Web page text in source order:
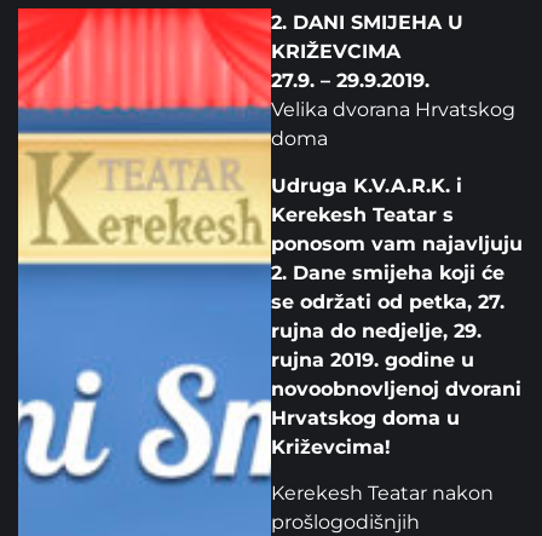
2. DANI SMIJEHA U
KRIŽEVCIMA
27.9. – 29.9.2019.
Velika dvorana Hrvatskog
doma
Udruga K.V.A.R.K. i
Kerekesh Teatar s
ponosom vam najavljuju
2. Dane smijeha koji će
se održati od petka, 27.
rujna do nedjelje, 29.
rujna 2019. godine u
novoobnovljenoj dvorani
Hrvatskog doma u
Križevcima!
Kerekesh Teatar nakon
prošlogodišnjih